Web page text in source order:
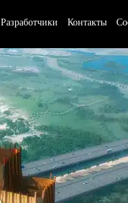
Разработчики Контакты